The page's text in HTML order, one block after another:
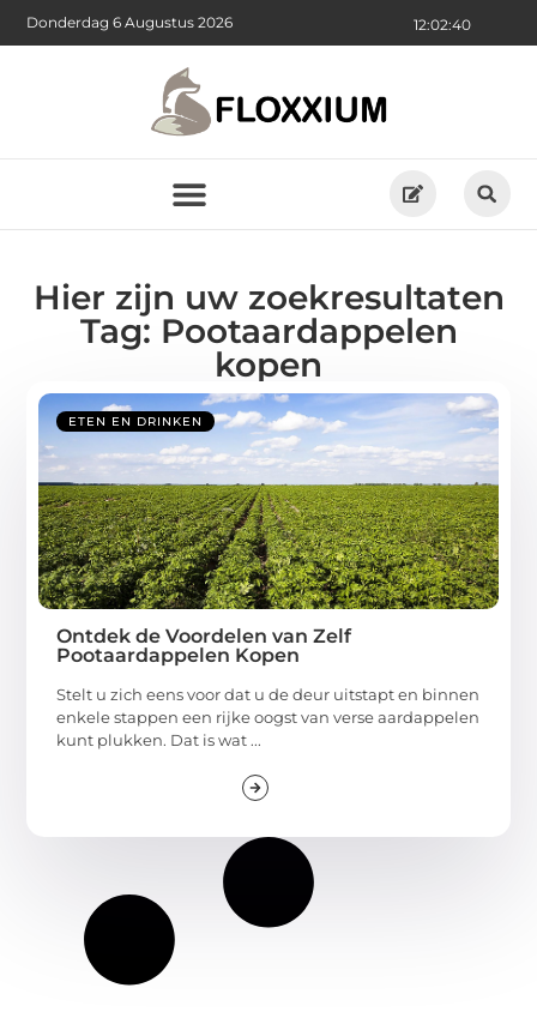
12:02:40
Donderdag 6 Augustus 2026
Hier zijn uw zoekresultaten
Tag: Pootaardappelen
kopen
ETEN EN DRINKEN
Ontdek de Voordelen van Zelf
Pootaardappelen Kopen
Stelt u zich eens voor dat u de deur uitstapt en binnen
enkele stappen een rijke oogst van verse aardappelen
kunt plukken. Dat is wat ...